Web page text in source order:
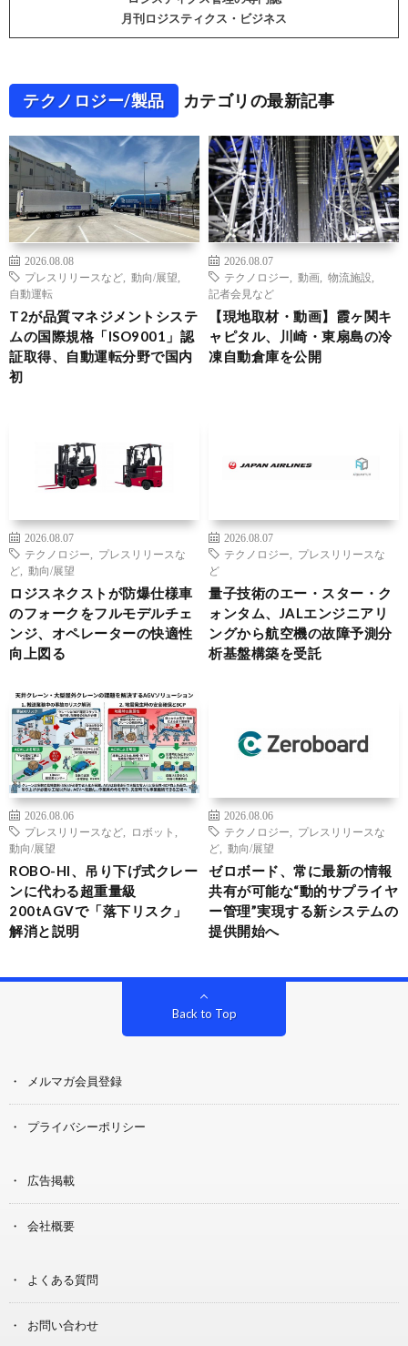
月刊ロジスティクス・ビジネス
テクノロジー/製品 カテゴリの最新記事
2026.08.08
プレスリリースなど
動向/展望
自動運転
T2が品質マネジメントシステ
ムの国際規格「ISO9001」認
証取得、自動運転分野で国内
初
2026.08.07
テクノロジー
動画 物流施設
記者会見など
【現地取材・動画】霞ヶ関キ
ャピタル、川崎・東扇島の冷
凍自動倉庫を公開
2026.08.07
テクノロジー
プレスリリースな
ど
動向/展望
ロジスネクストが防爆仕様車
のフォークをフルモデルチェ
ンジ、オペレーターの快適性
向上図る
2026.08.07
テクノロジー
プレスリリースな
ど
量子技術のエー・スター・ク
ォンタム、JALエンジニアリ
ングから航空機の故障予測分
析基盤構築を受託
2026.08.06
プレスリリースなど
ロボット
動向/展望
ROBO-HI、吊り下げ式クレー
ンに代わる超重量級
200tAGVで「落下リスク」
解消と説明
2026.08.06
テクノロジー
プレスリリースな
ど
動向/展望
ゼロボード、常に最新の情報
共有が可能な“動的サプライヤ
ー管理”実現する新システムの
提供開始へ
Back to Top
メルマガ会員登録
プライバシーポリシー
広告掲載
会社概要
よくある質問
お問い合わせ